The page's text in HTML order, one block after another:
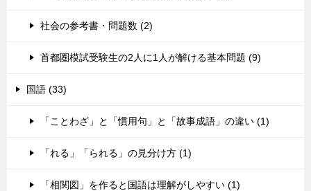
社会の参考書・問題数 (2)
首都圏模試受験生の2人に1人が解ける基本問題 (9)
国語 (33)
「ことわざ」と「慣用句」と「故事成語」の違い (1)
「れる」「られる」の見分け方 (1)
「相関図」を作ると国語は理解がしやすい (1)